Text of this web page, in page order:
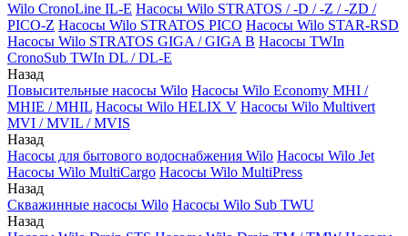
Wilo CronoLine IL-E Насосы Wilo STRATOS / -D / -Z / -ZD /
PICO-Z Насосы Wilo STRATOS PICO Насосы Wilo STAR-RSD
Насосы Wilo STRATOS GIGA / GIGA B Насосы TWIn
CronoSub TWIn DL / DL-E
Назад
Повысительные насосы Wilo Насосы Wilo Economy MHI /
MHIE / MHIL Насосы Wilo HELIX V Насосы Wilo Multivert
MVI / MVIL / MVIS
Назад
Насосы для бытового водоснабжения Wilo Насосы Wilo Jet
Насосы Wilo MultiCargo Насосы Wilo MultiPress
Назад
Скважинные насосы Wilo Насосы Wilo Sub TWU
Назад